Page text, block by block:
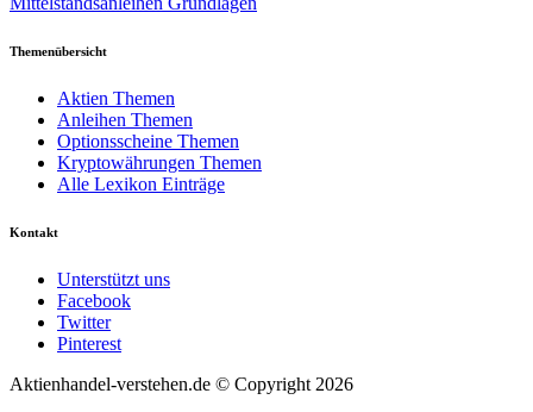
Themenübersicht
Aktien Themen
Anleihen Themen
Optionsscheine Themen
Kryptowährungen Themen
Alle Lexikon Einträge
Kontakt
Unterstützt uns
Facebook
Twitter
Pinterest
Aktienhandel-verstehen.de © Copyright 2026